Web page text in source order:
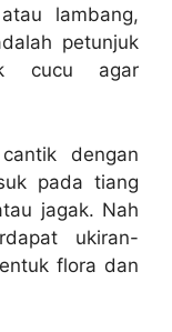
lambang,
petunjuk
cucu agar
dengan
pada tiang
jagak. Nah
ukiran-
flora dan